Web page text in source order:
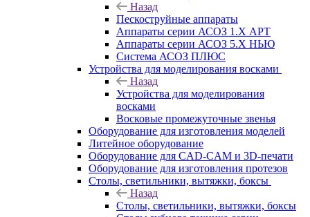
Назад
Пескоструйные аппараты
Аппараты серии АСОЗ 1.Х АРТ
Аппараты серии АСОЗ 5.Х НЬЮ
Система АСОЗ ПЛЮС
Устройства для моделирования восками
Назад
Устройства для моделирования
восками
Восковые промежуточные звенья
Оборудование для изготовления моделей
Литейное оборудование
Оборудование для CAD-CAM и 3D-печати
Оборудование для изготовления протезов
Cтолы, светильники, вытяжки, боксы
Назад
Cтолы, светильники, вытяжки, боксы